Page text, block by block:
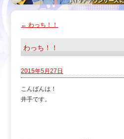
← わっち！！
わっち！！
2015年5月27日
こんばんは！
井手です。